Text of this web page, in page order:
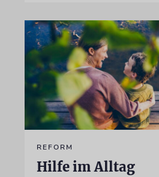
REFORM
Hilfe im Alltag